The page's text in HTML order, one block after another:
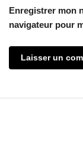
Enregistrer mon
navigateur pour